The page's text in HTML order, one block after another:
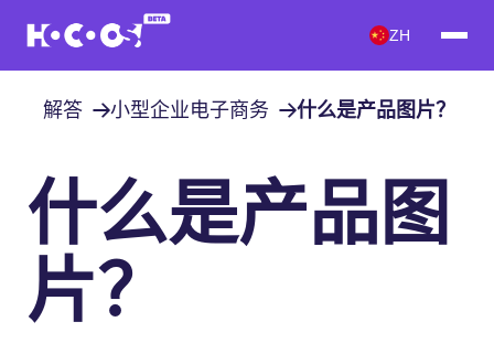
ZH
解答 小型企业电子商务 什么是产品图片？
什么是产品图
片？